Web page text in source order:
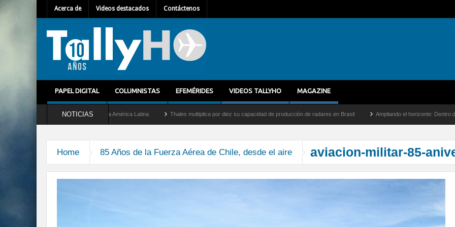
Acerca de Videos destacados Contáctenos
PAPEL DIGITAL COLUMNISTAS EFEMÉRIDES VIDEOS TALLYHO MAGAZINE
NOTICIAS
como nuevo Director General para América Latina Thales multiplica por diez su capacidad de producción de radares en Brasil Ampliando el horizonte: Dentro del
Home 85 Años de la Fuerza Aérea de Chile, desde el aire aviacion-militar-85-